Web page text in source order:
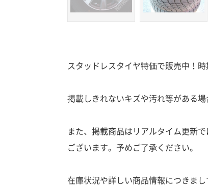
スタッドレスタイヤ特価で販売中！
掲載しきれないキズや汚れ等がある場
また、掲載商品はリアルタイム更新
ございます。予めご了承ください。
在庫状況や詳しい商品情報につきま